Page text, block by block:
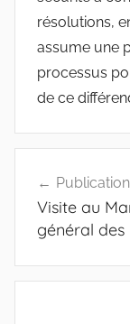
résolutions,
assume une
processus
de ce
de
l’article
Visite au
général